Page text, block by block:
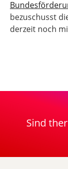
bezuschusst
derzeit noch
Sind